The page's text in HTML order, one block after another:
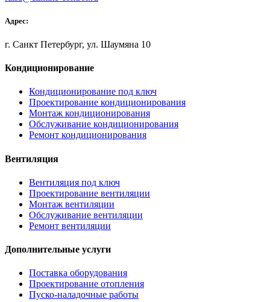
Адрес:
г. Санкт Петербург, ул. Шаумяна 10
Кондиционирование
Кондиционирование под ключ
Проектирование кондиционирования
Монтаж кондиционирования
Обслуживание кондиционирования
Ремонт кондиционирования
Вентиляция
Вентиляция под ключ
Проектирование вентиляции
Монтаж вентиляции
Обслуживание вентиляции
Ремонт вентиляции
Дополнительные услуги
Поставка оборудования
Проектирование отопления
Пуско-наладочные работы